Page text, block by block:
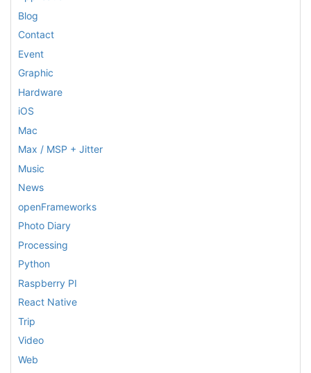
Blog
Contact
Event
Graphic
Hardware
iOS
Mac
Max / MSP + Jitter
Music
News
openFrameworks
Photo Diary
Processing
Python
Raspberry PI
React Native
Trip
Video
Web